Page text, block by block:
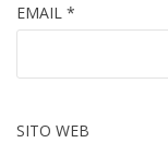
EMAIL *
SITO WEB